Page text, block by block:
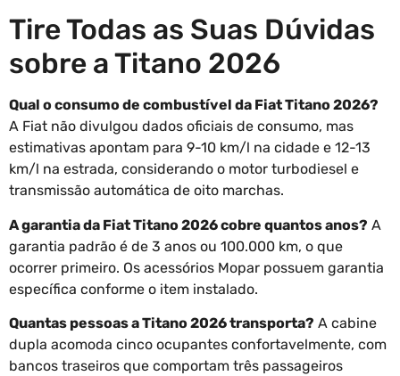
Tire Todas as Suas Dúvidas
sobre a Titano 2026
Qual o consumo de combustível da Fiat Titano 2026?
A Fiat não divulgou dados oficiais de consumo, mas
estimativas apontam para 9-10 km/l na cidade e 12-13
km/l na estrada, considerando o motor turbodiesel e
transmissão automática de oito marchas.
A garantia da Fiat Titano 2026 cobre quantos anos? A
garantia padrão é de 3 anos ou 100.000 km, o que
ocorrer primeiro. Os acessórios Mopar possuem garantia
específica conforme o item instalado.
Quantas pessoas a Titano 2026 transporta? A cabine
dupla acomoda cinco ocupantes confortavelmente, com
bancos traseiros que comportam três passageiros